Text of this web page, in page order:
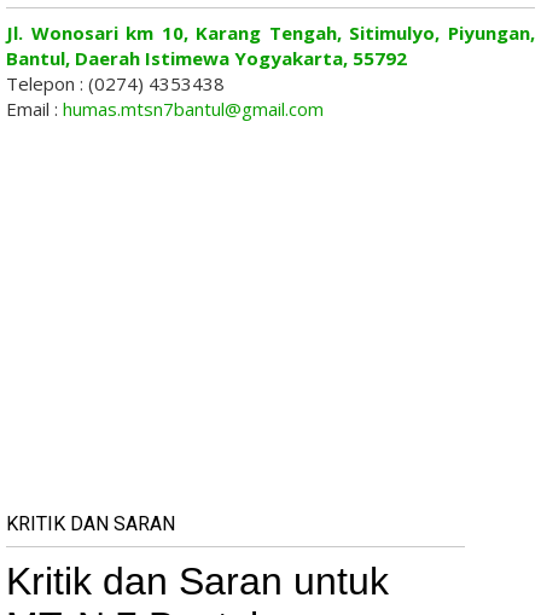
Jl. Wonosari km 10, Karang Tengah, Sitimulyo, Piyungan,
Bantul, Daerah Istimewa Yogyakarta, 55792
Telepon : (0274) 4353438
Email : humas.mtsn7bantul@gmail.com
KRITIK DAN SARAN